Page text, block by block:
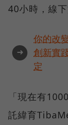
40小時，線
➜
你的改
創新實
定
「現在有
託緯育